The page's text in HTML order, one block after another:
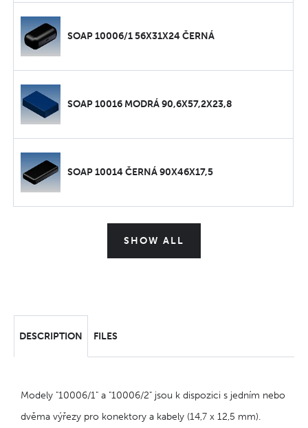
SOAP 10006/1 56X31X24 ČERNÁ
SOAP 10016 MODRÁ 90,6X57,2X23,8
SOAP 10014 ČERNÁ 90X46X17,5
SHOW ALL
DESCRIPTION FILES
Modely "10006/1" a "10006/2" jsou k dispozici s jedním nebo
dvěma výřezy pro konektory a kabely (14,7 x 12,5 mm).